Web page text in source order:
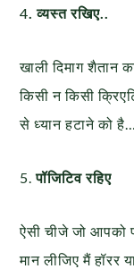
4 . व्यस्त रखिए..
खाली दिमाग शैतान
किसी न किसी
से ध्यान हटाने को है…
5.पॉजिटिव रहिए
ऐसी चीजे जो आपको
मान लीजिए मैं हॉरर